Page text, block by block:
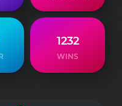
1232
WINS